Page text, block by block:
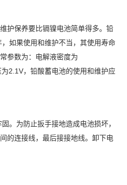
保养要比镉镍电池简单得多。铅
如果使用和维护不当，其使用寿命
参数为：电解液密度为
2.1V，铅酸蓄电池的使用和维护应
为防止扳手接地造成电池损坏，
的连接线，最后接接地线。卸下电